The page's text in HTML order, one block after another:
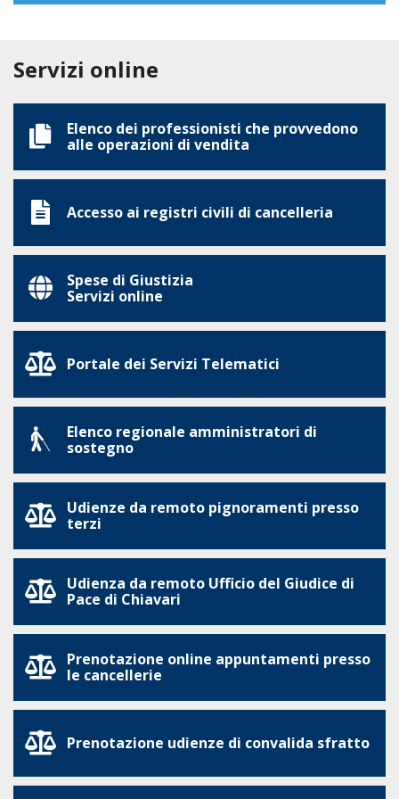
Servizi online
Elenco dei professionisti che provvedono
alle operazioni di vendita
Accesso ai registri civili di cancelleria
Spese di Giustizia
Servizi online
Portale dei Servizi Telematici
Elenco regionale amministratori di
sostegno
Udienze da remoto pignoramenti presso
terzi
Udienza da remoto Ufficio del Giudice di
Pace di Chiavari
Prenotazione online appuntamenti presso
le cancellerie
Prenotazione udienze di convalida sfratto